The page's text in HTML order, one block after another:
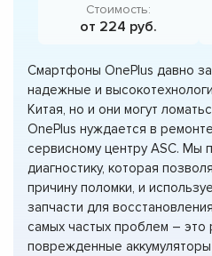
Стоимость:
от 224 руб.
Смартфоны OnePlus давно
надежные и
Китая, но и они могут
OnePlus нуждается в
сервисному центру ASC.
диагностику, которая
причину поломки, и
запчасти для
самых частых проблем – это
поврежденные